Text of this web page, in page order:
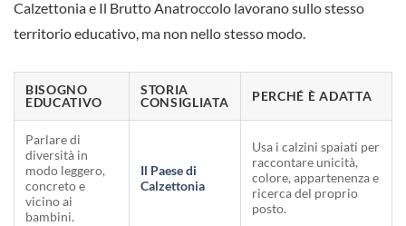
Calzettonia e Il Brutto Anatroccolo lavorano sullo stesso
territorio educativo, ma non nello stesso modo.
BISOGNO
EDUCATIVO
STORIA
CONSIGLIATA
PERCHÉ È ADATTA
Parlare di
diversità in
modo leggero,
concreto e
vicino ai
bambini.
Il Paese di
Calzettonia
Usa i calzini spaiati per
raccontare unicità,
colore, appartenenza e
ricerca del proprio
posto.